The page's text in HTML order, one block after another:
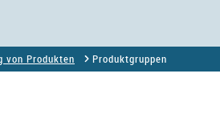
von Produkten Produktgruppen